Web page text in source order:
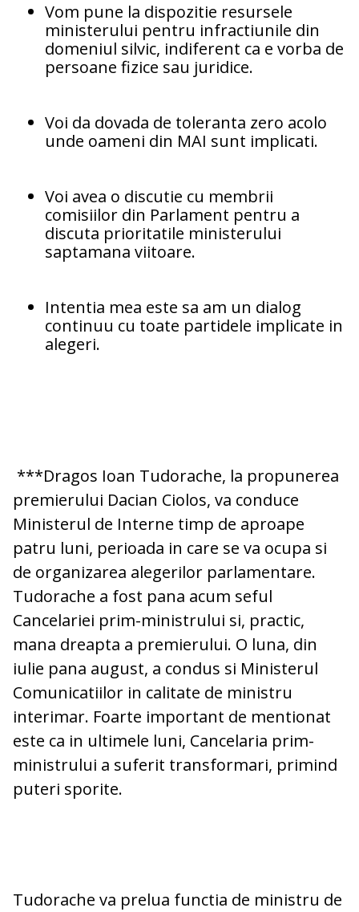
Vom pune la dispozitie resursele
ministerului pentru infractiunile din
domeniul silvic, indiferent ca e vorba de
persoane fizice sau juridice.
Voi da dovada de toleranta zero acolo
unde oameni din MAI sunt implicati.
Voi avea o discutie cu membrii
comisiilor din Parlament pentru a
discuta prioritatile ministerului
saptamana viitoare.
Intentia mea este sa am un dialog
continuu cu toate partidele implicate in
alegeri.
***Dragos Ioan Tudorache, la propunerea
premierului Dacian Ciolos, va conduce
Ministerul de Interne timp de aproape
patru luni, perioada in care se va ocupa si
de organizarea alegerilor parlamentare.
Tudorache a fost pana acum seful
Cancelariei prim-ministrului si, practic,
mana dreapta a premierului. O luna, din
iulie pana august, a condus si Ministerul
Comunicatiilor in calitate de ministru
interimar. Foarte important de mentionat
este ca in ultimele luni, Cancelaria prim-
ministrului a suferit transformari, primind
puteri sporite.
Tudorache va prelua functia de ministru de